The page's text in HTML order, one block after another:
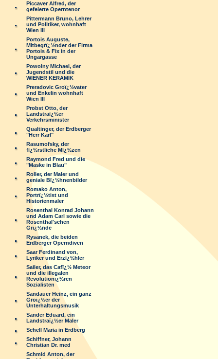
Piccaver Alfred, der
gefeierte Operntenor
Pittermann Bruno, Lehrer
und Politiker, wohnhaft
Wien III
Portois Auguste,
Mitbegrï¿½nder der Firma
Portois & Fix in der
Ungargasse
Powolny Michael, der
Jugendstil und die
WIENER KERAMIK
Preradovic Groï¿½vater
und Enkelin wohnhaft
Wien III
Probst Otto, der
Landstraï¿½er
Verkehrsminister
Qualtinger, der Erdberger
"Herr Karl"
Rasumofsky, der
fï¿½rstliche Mï¿½zen
Raymond Fred und die
"Maske in Blau"
Roller, der Maler und
geniale Bï¿½hnenbilder
Romako Anton,
Portrï¿½tist und
Historienmaler
Rosenthal Konrad Johann
und Adam Carl sowie die
Rosenthal'schen
Grï¿½nde
Rysanek, die beiden
Erdberger Operndiven
Saar Ferdinand von,
Lyriker und Erzï¿½hler
Sailer, das Cafï¿½ Meteor
und die illegalen
Revolutionï¿½ren
Sozialisten
Sandauer Heinz, ein ganz
Groï¿½er der
Unterhaltungsmusik
Sander Eduard, ein
Landstraï¿½er Maler
Schell Maria in Erdberg
Schiffner, Johann
Christian Dr. med
Schmid Anton, der